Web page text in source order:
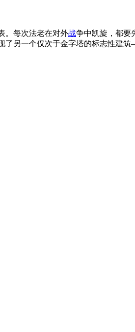
。每次法老在对外战争中凯旋，都要
了另一个仅次于金字塔的标志性建